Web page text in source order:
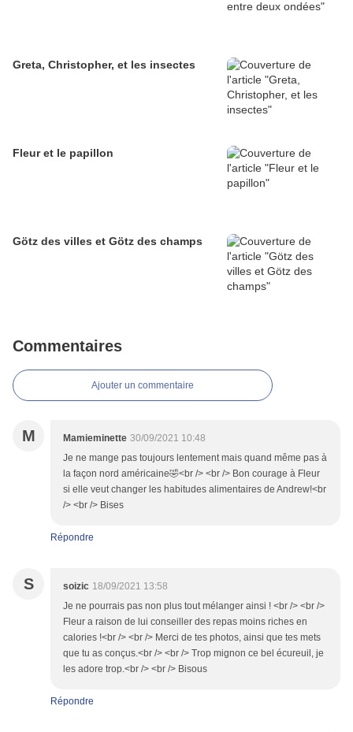
Greta, Christopher, et les insectes
Fleur et le papillon
Götz des villes et Götz des champs
Commentaires
Ajouter un commentaire
M Mamieminette 30/09/2021 10:48
Je ne mange pas toujours lentement mais quand même pas à
la façon nord américaine🤣<br /> <br /> Bon courage à Fleur
si elle veut changer les habitudes alimentaires de Andrew!<br
/> <br /> Bises
Répondre
S soizic 18/09/2021 13:58
Je ne pourrais pas non plus tout mélanger ainsi ! <br /> <br />
Fleur a raison de lui conseiller des repas moins riches en
calories !<br /> <br /> Merci de tes photos, ainsi que tes mets
que tu as conçus.<br /> <br /> Trop mignon ce bel écureuil, je
les adore trop.<br /> <br /> Bisous
Répondre